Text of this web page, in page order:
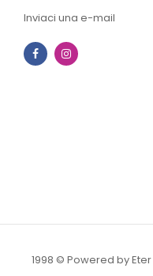
Inviaci una e-mail
Facebook
1998 © Powered by Eter